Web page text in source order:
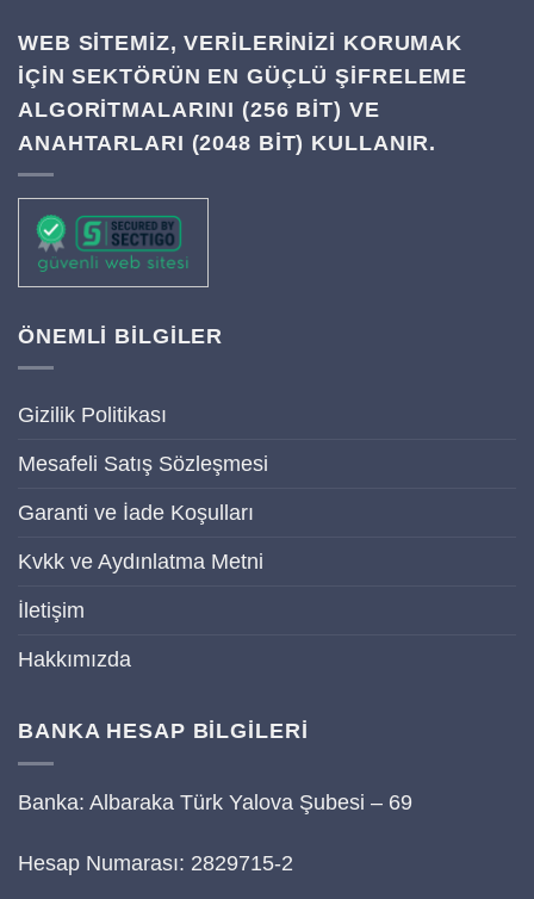
WEB SITEMIZ, VERILERINIZI KORUMAK
IÇIN SEKTÖRÜN EN GÜÇLÜ ŞIFRELEME
ALGORITMALARINI (256 BIT) VE
ANAHTARLARI (2048 BIT) KULLANIR.
ÖNEMLİ BİLGİLER
Gizilik Politikası
Mesafeli Satış Sözleşmesi
Garanti ve İade Koşulları
Kvkk ve Aydınlatma Metni
İletişim
Hakkımızda
BANKA HESAP BİLGİLERİ
Banka: Albaraka Türk Yalova Şubesi – 69
Hesap Numarası: 2829715-2